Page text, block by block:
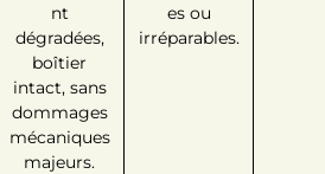
nt
dégradées,
boîtier
intact, sans
dommages
mécaniques
majeurs.
es ou
irréparables.